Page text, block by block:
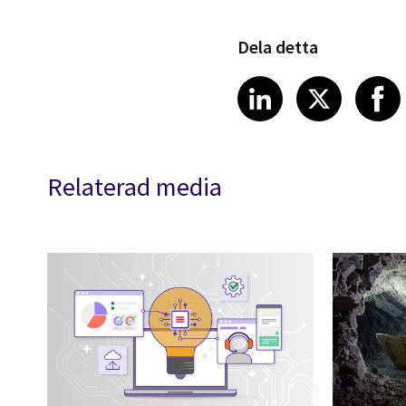
Dela detta
Share article
LinkedIn
Share
X
Relaterad media